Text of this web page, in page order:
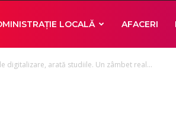
LOCALĂ AFACERI
digitalizare, arată studiile. Un zâmbet real...